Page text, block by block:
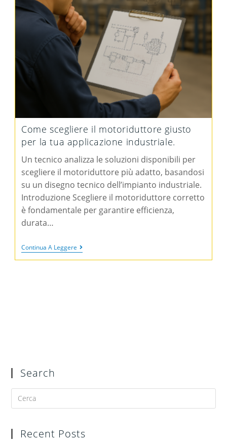
Come scegliere il motoriduttore giusto
per la tua applicazione industriale.
Un tecnico analizza le soluzioni disponibili per
scegliere il motoriduttore più adatto, basandosi
su un disegno tecnico dell’impianto industriale.
Introduzione Scegliere il motoriduttore corretto
è fondamentale per garantire efficienza,
durata…
Continua A Leggere
Search
Recent Posts